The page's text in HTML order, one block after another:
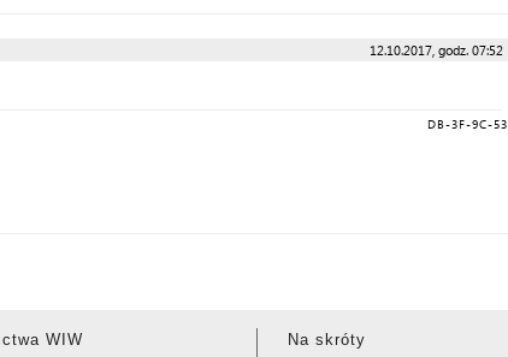
12.10.2017, godz. 07:52
DB-3F-9C-53
WIW
Na skróty